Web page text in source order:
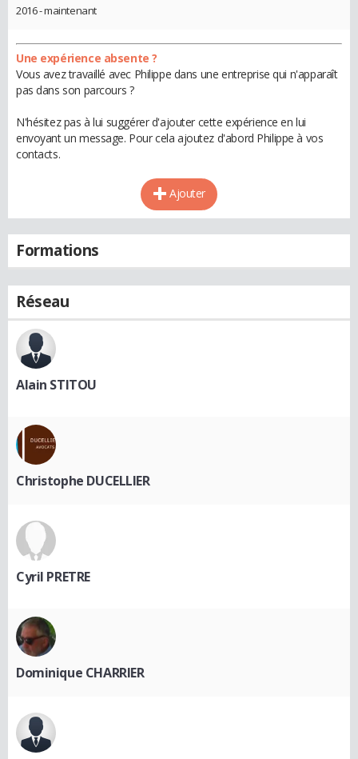
2016 - maintenant
Une expérience absente ?
Vous avez travaillé avec Philippe dans une entreprise qui n'apparaît
pas dans son parcours ?
N'hésitez pas à lui suggérer d'ajouter cette expérience en lui
envoyant un message. Pour cela ajoutez d'abord Philippe à vos
contacts.
Ajouter
Formations
Réseau
Alain STITOU
Christophe DUCELLIER
Cyril PRETRE
Dominique CHARRIER